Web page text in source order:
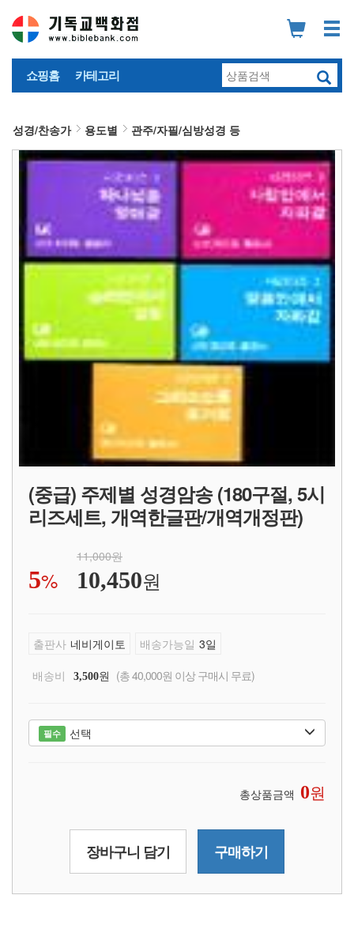
쇼핑홈 카테고리
성경/찬송가 용도별 관주/자필/심방성경 등
(중급) 주제별 성경암송 (180구절, 5시
리즈세트, 개역한글판/개역개정판)
5%
11,000원
10,450원
출판사 네비게이토 배송가능일 3일
배송비
3,500원 (총 40,000원 이상 구매시 무료)
필수 선택
총상품금액 0원
장바구니 담기 구매하기